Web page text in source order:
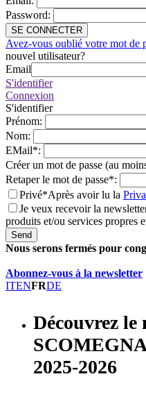
Password:
SE CONNECTER
Avez-vous oublié votre mot de
nouvel utilisateur?
Email
S'identifier
Connexion
S'identifier
Prénom:
Nom:
EMail*:
Créer un mot de passe (au
Retaper le mot de passe*:
Privé*Après avoir lu la
Je veux recevoir la
produits et/ou services propres
Send
Nous serons fermés pour
Abonnez-vous à la newsletter
ITENFRDE
Découvrez le
2025-2026